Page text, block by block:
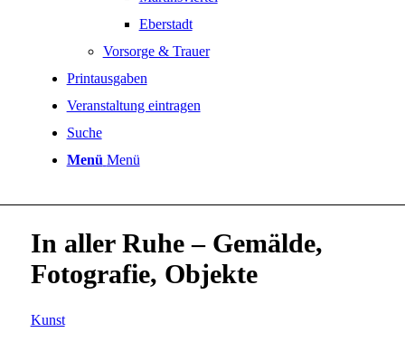
Eberstadt
Vorsorge & Trauer
Printausgaben
Veranstaltung eintragen
Suche
Menü Menü
In aller Ruhe – Gemälde,
Fotografie, Objekte
Kunst